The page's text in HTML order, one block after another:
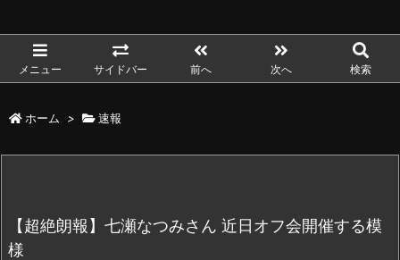
メニュー サイドバー 前へ 次へ 検索
ホーム > 速報
【超絶朗報】七瀬なつみさん 近日オフ会開催する模
様